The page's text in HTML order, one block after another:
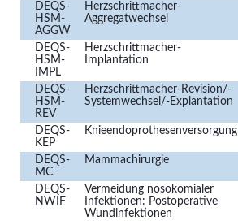
DEQS-
HSM-
AGGW
Herzschrittmacher-
Aggregatwechsel
DEQS-
HSM-
IMPL
Herzschrittmacher-
Implantation
DEQS-
HSM-
REV
Herzschrittmacher-Revision/-
Systemwechsel/-Explantation
DEQS-
KEP
Knieendoprothesenversorgung
DEQS-
MC
Mammachirurgie
DEQS-
NWIF
Vermeidung nosokomialer
Infektionen: Postoperative
Wundinfektionen